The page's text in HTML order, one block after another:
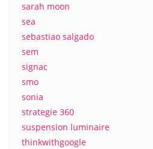
sarah moon
sea
sebastiao salgado
sem
signac
smo
sonia
strategie 360
suspension luminaire
thinkwithgoogle